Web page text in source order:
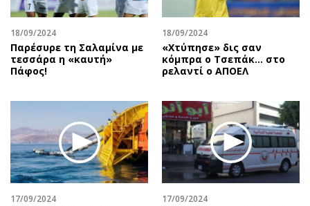
18/09/2024
Παρέσυρε τη Σαλαμίνα με
τεσσάρα η «καυτή»
Πάφος!
18/09/2024
«Χτύπησε» δις σαν
κόμπρα ο Τσεπάκ… στο
ρελαντί ο ΑΠΟΕΛ
17/09/2024 17/09/2024